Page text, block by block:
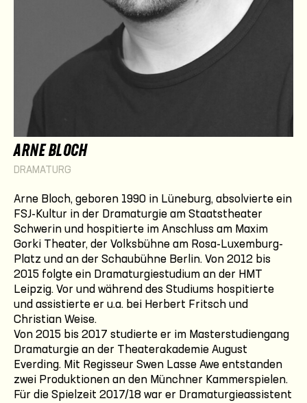
ARNE BLOCH
DRAMATURG
Arne Bloch, geboren 1990 in Lüneburg, absolvierte ein
FSJ-Kultur in der Dramaturgie am Staatstheater
Schwerin und hospitierte im Anschluss am Maxim
Gorki Theater, der Volksbühne am Rosa-Luxemburg-
Platz und an der Schaubühne Berlin. Von 2012 bis
2015 folgte ein Dramaturgiestudium an der HMT
Leipzig. Vor und während des Studiums hospitierte
und assistierte er u.a. bei Herbert Fritsch und
Christian Weise.
Von 2015 bis 2017 studierte er im Masterstudiengang
Dramaturgie an der Theaterakademie August
Everding. Mit Regisseur Swen Lasse Awe entstanden
zwei Produktionen an den Münchner Kammerspielen.
Für die Spielzeit 2017/18 war er Dramaturgieassistent